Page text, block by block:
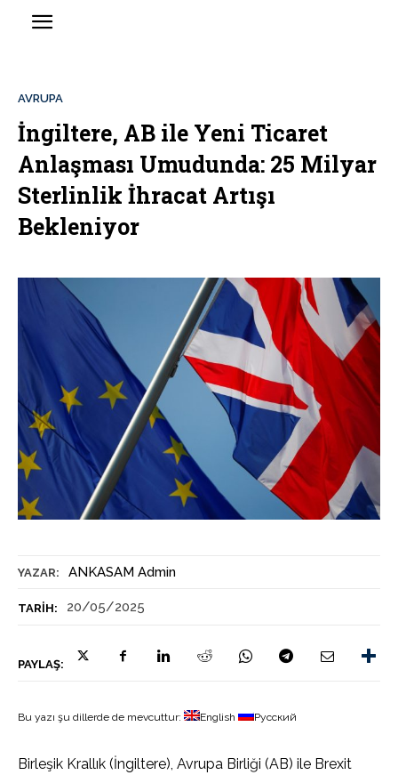
YAZAR: ANKASAM Admin
TARIH: 20/05/2025
PAYLAŞ:
AVRUPA
İngiltere, AB ile Yeni Ticaret
Anlaşması Umudunda: 25 Milyar
Sterlinlik İhracat Artışı
Bekleniyor
Bu yazı şu dillerde de mevcuttur: English Русский
Birleşik Krallık (İngiltere), Avrupa Birliği (AB) ile Brexit